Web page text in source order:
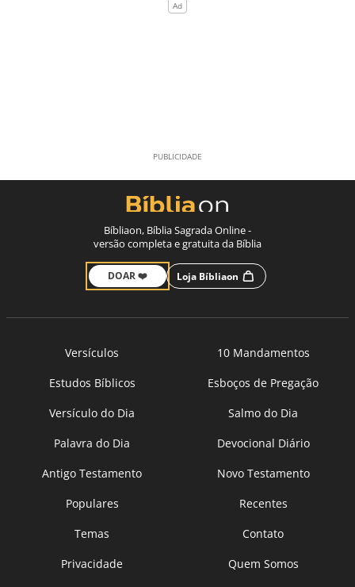
Bíbliaon, Bíblia Sagrada Online -
versão completa e gratuita da Bíblia
DOAR ❤️ Loja Bíbliaon
Versículos
10 Mandamentos
Estudos Bíblicos
Esboços de Pregação
Versículo do Dia
Salmo do Dia
Palavra do Dia
Devocional Diário
Antigo Testamento
Novo Testamento
Populares
Recentes
Temas
Contato
Privacidade
Quem Somos